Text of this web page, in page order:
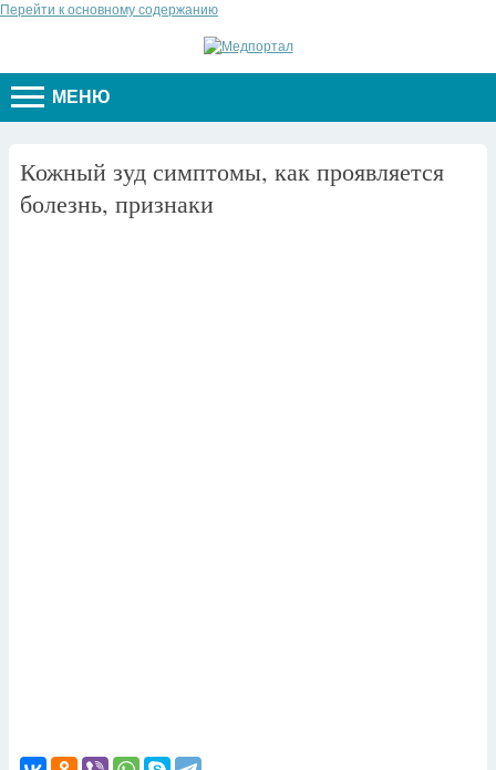
Перейти к основному содержанию
МЕНЮ
Кожный зуд симптомы, как проявляется
болезнь, признаки